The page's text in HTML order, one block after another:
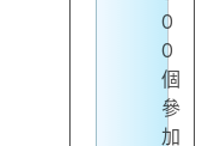
0
0
個
參
加